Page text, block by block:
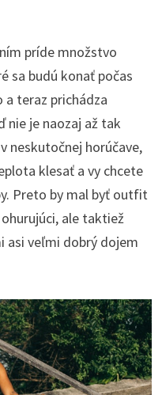
príde množstvo
sa budú konať počas
a teraz prichádza
nie je naozaj až tak
neskutočnej horúčave,
klesať a vy chcete
Preto by mal byť outfit
ale taktiež
asi veľmi dobrý dojem